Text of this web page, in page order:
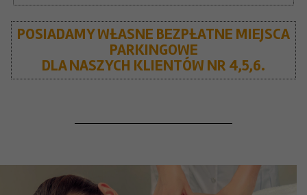
POSIADAMY WŁASNE BEZPŁATNE MIEJSCA
PARKINGOWE
DLA NASZYCH KLIENTÓW NR 4,5,6.